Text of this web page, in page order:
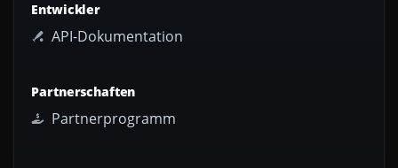
Entwickler
API-Dokumentation
Partnerschaften
Partnerprogramm